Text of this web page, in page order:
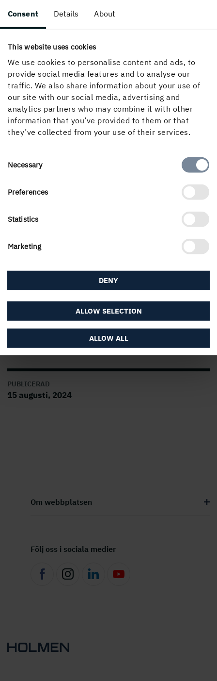
Consent Details About
This website uses cookies
We use cookies to personalise content and ads, to
provide social media features and to analyse our
traffic. We also share information about your use of
our site with our social media, advertising and
analytics partners who may combine it with other
information that you’ve provided to them or that
they’ve collected from your use of their services.
Consent
Necessary
Preferences
Statistics
Marketing
ALLOW ALL
ALLOW SELECTION
DENY
blir knäckfrågorna i Avtal25?”. Vd och koncernchef
Henrik Sjölund är panelist.
gemensan nordisk byggmarknad möjlig. Mikael
Lindberg, försäljningschef Martinsons, deltar i panel
om gemensamma byggrgler.
17.00–19.00, Gotlands konstmuseum,
S:t Hansgatan 21. Skogsindustriernas
10.00–10.45, Hästgatan 13. Friluftsfrämjandet
seminarium om skogen och fysisk och psykisk hälsa.
Sören Petersson, affärsområdeschef Skog, är
hur ska industrin bli attraktiv för fler?
13.00–14.00, Teaterskeppet. LFM30 seminarium om
biobaserade material i anläggnings-, bygg- och
förvaltningsbranschen.
PUBLICERAD
15 augusti, 2024
Om webbplatsen
Följ oss i sociala medier